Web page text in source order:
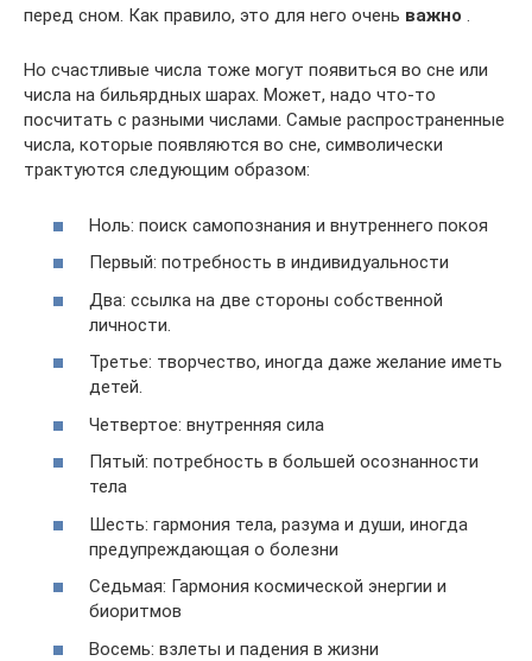
перед сном. Как правило, это для него очень важно .
Но счастливые числа тоже могут появиться во сне или
числа на бильярдных шарах. Может, надо что-то
посчитать с разными числами. Самые распространенные
числа, которые появляются во сне, символически
трактуются следующим образом:
Ноль: поиск самопознания и внутреннего покоя
Первый: потребность в индивидуальности
Два: ссылка на две стороны собственной
личности.
Третье: творчество, иногда даже желание иметь
детей.
Четвертое: внутренняя сила
Пятый: потребность в большей осознанности
тела
Шесть: гармония тела, разума и души, иногда
предупреждающая о болезни
Седьмая: Гармония космической энергии и
биоритмов
Восемь: взлеты и падения в жизни